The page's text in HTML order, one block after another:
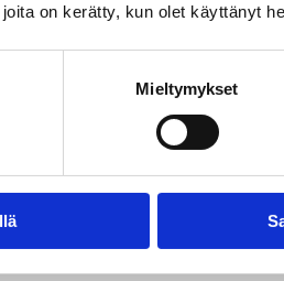
on kerätty, kun olet käyttänyt
Mieltymykset